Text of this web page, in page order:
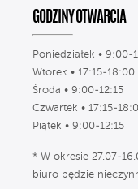
GODZINY OTWARCIA
Poniedziałek • 9:00-
Wtorek • 17:15-18:00
Środa • 9:00-12:15
Czwartek • 17:15-
Piątek • 9:00-12:15
* W okresie 27.07-
biuro będzie